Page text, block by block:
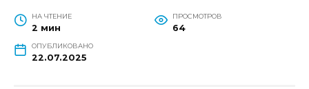
НА ЧТЕНИЕ
2 мин
ПРОСМОТРОВ
64
ОПУБЛИКОВАНО
22.07.2025